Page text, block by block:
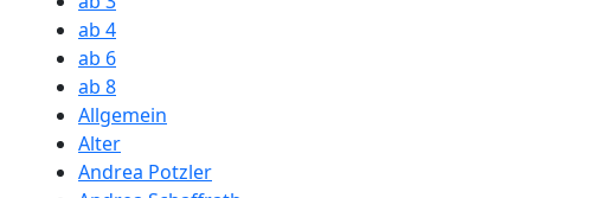
ab 4
ab 6
ab 8
Allgemein
Alter
Andrea Potzler